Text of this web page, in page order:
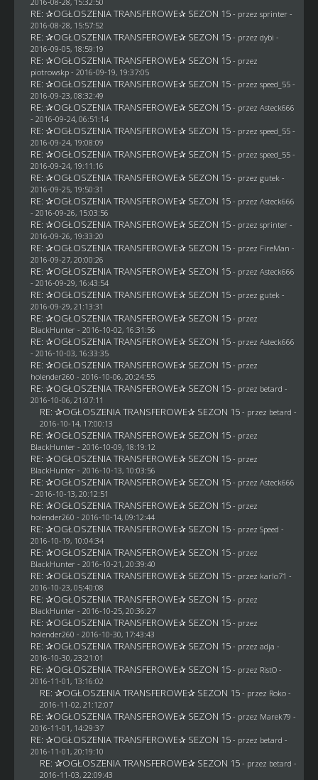
RE: ✰OGŁOSZENIA TRANSFEROWE✰ SEZON 15 - przez sprinter -
2016-08-28, 15:57:52
RE: ✰OGŁOSZENIA TRANSFEROWE✰ SEZON 15 - przez dybi -
2016-09-05, 18:59:19
RE: ✰OGŁOSZENIA TRANSFEROWE✰ SEZON 15 - przez
piotrowskp- 2016-09-19, 19:37:05
RE: ✰OGŁOSZENIA TRANSFEROWE✰ SEZON 15 - przez speed_55 -
2016-09-23, 08:32:49
RE: ✰OGŁOSZENIA TRANSFEROWE✰ SEZON 15 - przez Asteck666
- 2016-09-24, 06:51:14
RE: ✰OGŁOSZENIA TRANSFEROWE✰ SEZON 15 - przez speed_55 -
2016-09-24, 19:08:09
RE: ✰OGŁOSZENIA TRANSFEROWE✰ SEZON 15 - przez speed_55 -
2016-09-24, 19:11:16
RE: ✰OGŁOSZENIA TRANSFEROWE✰ SEZON 15 - przez gutek-
2016-09-25, 19:50:31
RE: ✰OGŁOSZENIA TRANSFEROWE✰ SEZON 15 - przez Asteck666
- 2016-09-26, 15:03:56
RE: ✰OGŁOSZENIA TRANSFEROWE✰ SEZON 15 - przez sprinter -
2016-09-26, 19:33:20
RE: ✰OGŁOSZENIA TRANSFEROWE✰ SEZON 15 - przez FireMan -
2016-09-27, 20:00:26
RE: ✰OGŁOSZENIA TRANSFEROWE✰ SEZON 15 - przez Asteck666
- 2016-09-29, 16:43:54
RE: ✰OGŁOSZENIA TRANSFEROWE✰ SEZON 15 - przez gutek-
2016-09-29, 21:13:31
RE: ✰OGŁOSZENIA TRANSFEROWE✰ SEZON 15 - przez
BlackHunter- 2016-10-02, 16:31:56
RE: ✰OGŁOSZENIA TRANSFEROWE✰ SEZON 15 - przez Asteck666
- 2016-10-03, 16:33:35
RE: ✰OGŁOSZENIA TRANSFEROWE✰ SEZON 15 - przez
holender260 - 2016-10-06, 20:24:55
RE: ✰OGŁOSZENIA TRANSFEROWE✰ SEZON 15 - przez betard -
2016-10-06, 21:07:11
RE: ✰OGŁOSZENIA TRANSFEROWE✰ SEZON 15 - przez betard -
2016-10-14, 17:00:13
RE: ✰OGŁOSZENIA TRANSFEROWE✰ SEZON 15 - przez
BlackHunter- 2016-10-09, 18:19:12
RE: ✰OGŁOSZENIA TRANSFEROWE✰ SEZON 15 - przez
BlackHunter- 2016-10-13, 10:03:56
RE: ✰OGŁOSZENIA TRANSFEROWE✰ SEZON 15 - przez Asteck666
- 2016-10-13, 20:12:51
RE: ✰OGŁOSZENIA TRANSFEROWE✰ SEZON 15 - przez
holender260 - 2016-10-14, 09:12:44
RE: ✰OGŁOSZENIA TRANSFEROWE✰ SEZON 15 - przez Speed -
2016-10-19, 10:04:34
RE: ✰OGŁOSZENIA TRANSFEROWE✰ SEZON 15 - przez
BlackHunter- 2016-10-21, 20:39:40
RE: ✰OGŁOSZENIA TRANSFEROWE✰ SEZON 15 - przez karlo71 -
2016-10-23, 05:40:08
RE: ✰OGŁOSZENIA TRANSFEROWE✰ SEZON 15 - przez
BlackHunter- 2016-10-25, 20:36:27
RE: ✰OGŁOSZENIA TRANSFEROWE✰ SEZON 15 - przez
holender260 - 2016-10-30, 17:43:43
RE: ✰OGŁOSZENIA TRANSFEROWE✰ SEZON 15 - przez adja -
2016-10-30, 23:21:01
RE: ✰OGŁOSZENIA TRANSFEROWE✰ SEZON 15 - przez RistO-
2016-11-01, 13:16:02
RE: ✰OGŁOSZENIA TRANSFEROWE✰ SEZON 15 - przez Roko-
2016-11-02, 21:12:07
RE: ✰OGŁOSZENIA TRANSFEROWE✰ SEZON 15 - przez Marek79 -
2016-11-01, 14:29:37
RE: ✰OGŁOSZENIA TRANSFEROWE✰ SEZON 15 - przez betard -
2016-11-01, 20:19:10
RE: ✰OGŁOSZENIA TRANSFEROWE✰ SEZON 15 - przez betard -
2016-11-03, 22:09:43